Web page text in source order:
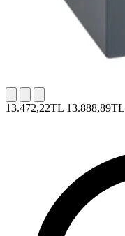
13.472,22TL 13.888,89TL